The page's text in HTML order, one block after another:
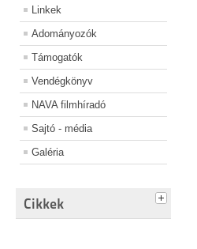
Linkek
Adományozók
Támogatók
Vendégkönyv
NAVA filmhíradó
Sajtó - média
Galéria
Cikkek